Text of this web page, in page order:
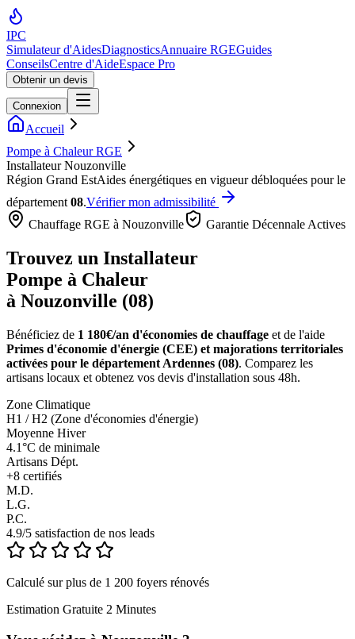
IPC
Simulateur d'AidesDiagnosticsAnnuaire RGEGuides
ConseilsCentre d'AideEspace Pro
Obtenir un devis
Connexion
Accueil
Pompe à Chaleur RGE
Installateur Nouzonville
Région Grand EstAides énergétiques en vigueur débloquées pour le
département 08.Vérifier mon admissibilité
Chauffage RGE à Nouzonville Garantie Décennale Actives
Trouvez un Installateur
Pompe à Chaleur
à Nouzonville (08)
Bénéficiez de 1 180€/an d'économies de chauffage et de l'aide
Primes d'économie d'énergie (CEE) et majorations territoriales
activées pour le département Ardennes (08). Comparez les
artisans locaux et obtenez vos devis d'installation sous 48h.
Zone Climatique
H1 / H2 (Zone d'économies d'énergie)
Moyenne Hiver
4.1°C de minimale
Artisans Dépt.
+8 certifiés
M.D.
L.G.
P.C.
4.9/5 satisfaction de nos leads
Calculé sur plus de 1 200 foyers rénovés
Estimation Gratuite 2 Minutes